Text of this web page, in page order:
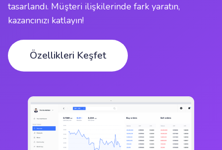
tasarlandı. Müşteri ilişkilerinde fark yaratın,
kazancınızı katlayın!
Özellikleri Keşfet